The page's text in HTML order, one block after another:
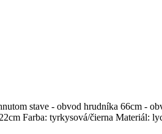
stave - obvod hrudníka 66cm -
Farba: tyrkysová/čierna Materiál: